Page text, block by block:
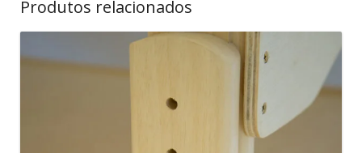
Produtos relacionados